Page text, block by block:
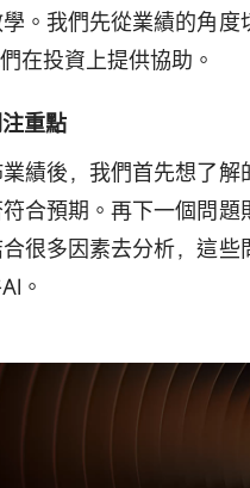
。我們先從業績的角度
在投資上提供協助。
重點
績後，我們首先想了解
合預期。再下一個問題
很多因素去分析，這些
。